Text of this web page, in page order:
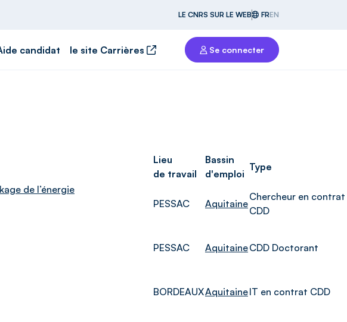
LE CNRS SUR LE WEB FREN
candidat le site Carrières Se connecter
Lieu
de travail
Bassin
d'emploi
Type
de l’énergie
PESSAC Aquitaine
Chercheur en contrat
CDD
PESSAC AquitaineCDD Doctorant
BORDEAUXAquitaineIT en contrat CDD